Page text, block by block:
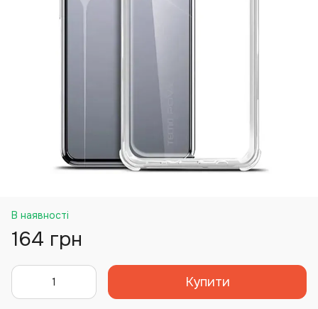
В наявності
164 грн
Купити